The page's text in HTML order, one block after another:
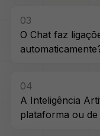
03
O Chat faz
04
A Inteligência
plataforma ou